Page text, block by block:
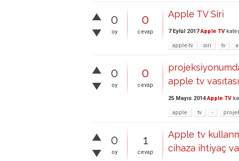
0
oy
0
cevap
Apple TV Siri
7 Eylül 2017 Apple TV
apple-tv siri tv
0
oy
0
cevap
apple tv
25 Mayıs 2014 Apple TV
apple tv -
0
oy
1
cevap
Apple tv
cihaza ihtiyaç